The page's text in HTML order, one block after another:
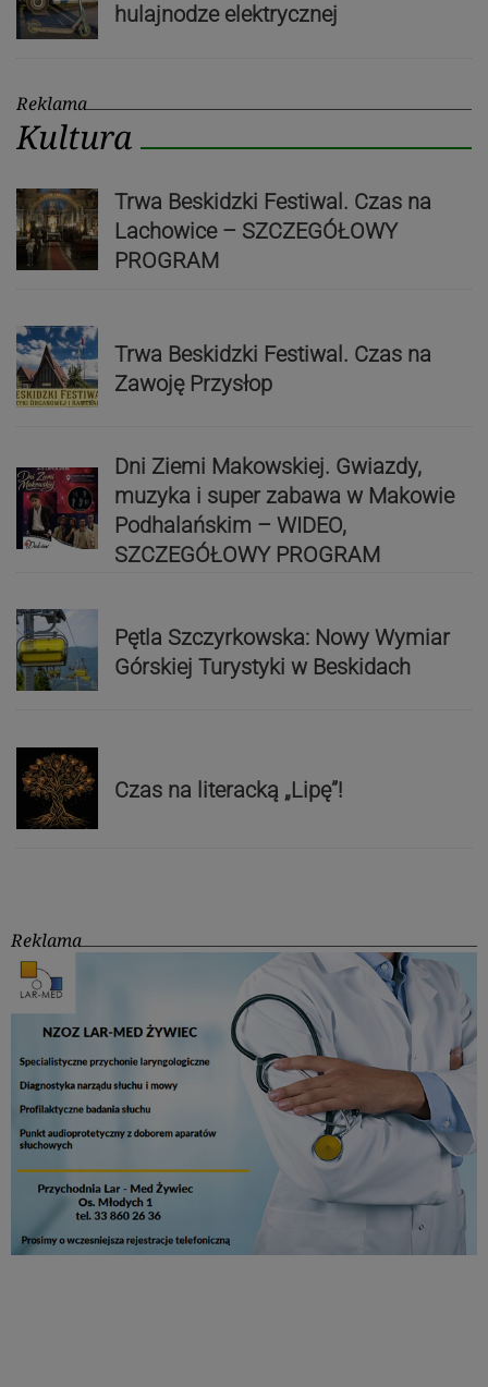
hulajnodze elektrycznej
Reklama
Kultura
Trwa Beskidzki Festiwal. Czas na
Lachowice – SZCZEGÓŁOWY
PROGRAM
Trwa Beskidzki Festiwal. Czas na
Zawoję Przysłop
Dni Ziemi Makowskiej. Gwiazdy,
muzyka i super zabawa w Makowie
Podhalańskim – WIDEO,
SZCZEGÓŁOWY PROGRAM
Pętla Szczyrkowska: Nowy Wymiar
Górskiej Turystyki w Beskidach
Czas na literacką „Lipę”!
Reklama